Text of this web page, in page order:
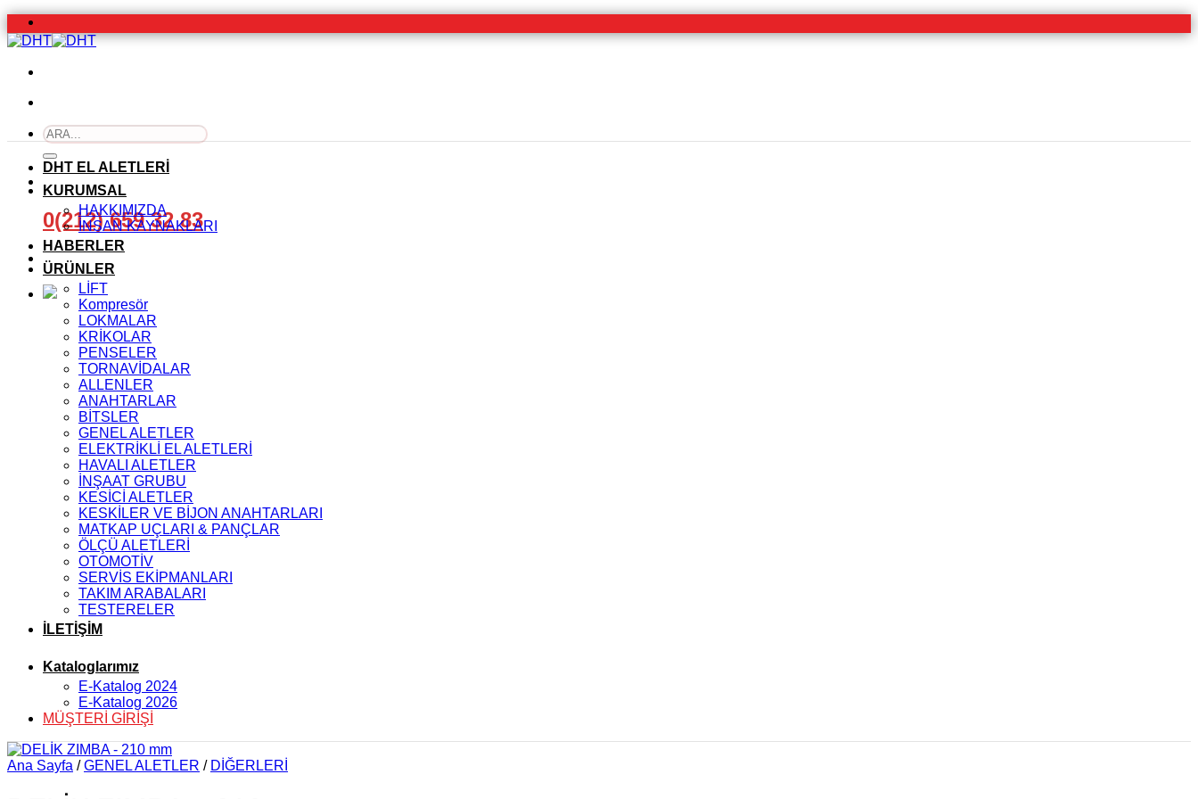
İçeriğe
atla
Ara:
0(212) 659 32 83
DHT EL ALETLERİ
KURUMSAL
HAKKIMIZDA
İNSAN KAYNAKLARI
HABERLER
ÜRÜNLER
LİFT
Kompresör
LOKMALAR
KRİKOLAR
PENSELER
TORNAVİDALAR
ALLENLER
ANAHTARLAR
BİTSLER
GENEL ALETLER
ELEKTRİKLİ EL ALETLERİ
HAVALI ALETLER
İNŞAAT GRUBU
KESİCİ ALETLER
KESKİLER VE BİJON ANAHTARLARI
MATKAP UÇLARI & PANÇLAR
ÖLÇÜ ALETLERİ
OTOMOTİV
SERVİS EKİPMANLARI
TAKIM ARABALARI
TESTERELER
İLETİŞİM
Kataloglarımız
E-Katalog 2024
E-Katalog 2026
MÜŞTERİ GİRİŞİ
Ana Sayfa / GENEL ALETLER / DİĞERLERİ